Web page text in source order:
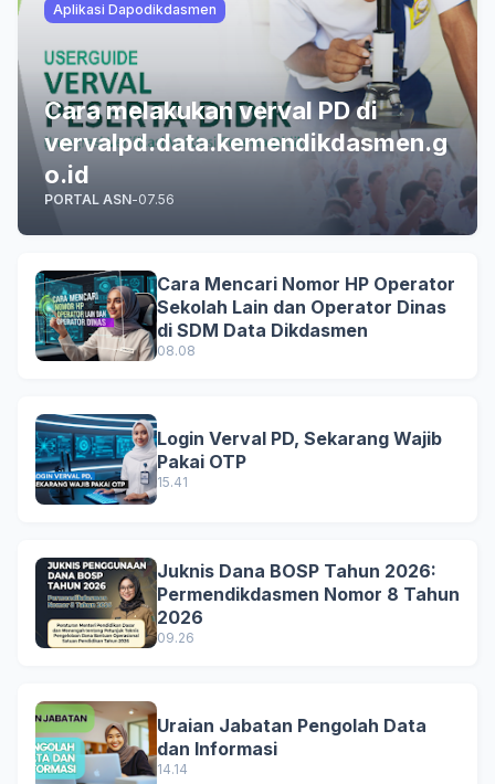
Aplikasi Dapodikdasmen
Cara melakukan verval PD di
vervalpd.data.kemendikdasmen.g
o.id
PORTAL ASN-07.56
Cara Mencari Nomor HP Operator
Sekolah Lain dan Operator Dinas
di SDM Data Dikdasmen
08.08
Login Verval PD, Sekarang Wajib
Pakai OTP
15.41
Juknis Dana BOSP Tahun 2026:
Permendikdasmen Nomor 8 Tahun
2026
09.26
Uraian Jabatan Pengolah Data
dan Informasi
14.14